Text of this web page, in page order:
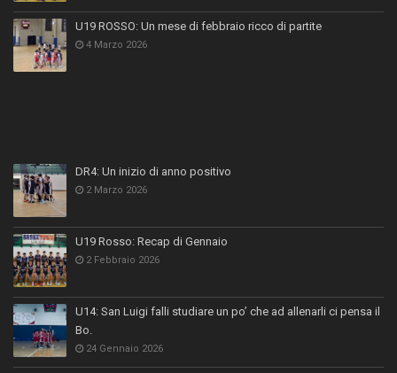
U19 ROSSO: Un mese di febbraio ricco di partite
4 Marzo 2026
DR4: Un inizio di anno positivo
2 Marzo 2026
U19 Rosso: Recap di Gennaio
2 Febbraio 2026
U14: San Luigi falli studiare un po’ che ad allenarli ci pensa il
Bo.
24 Gennaio 2026